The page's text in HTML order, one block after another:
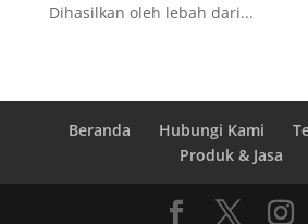
Dihasilkan oleh lebah dari...
Beranda Hubungi Kami
Produk & Jasa